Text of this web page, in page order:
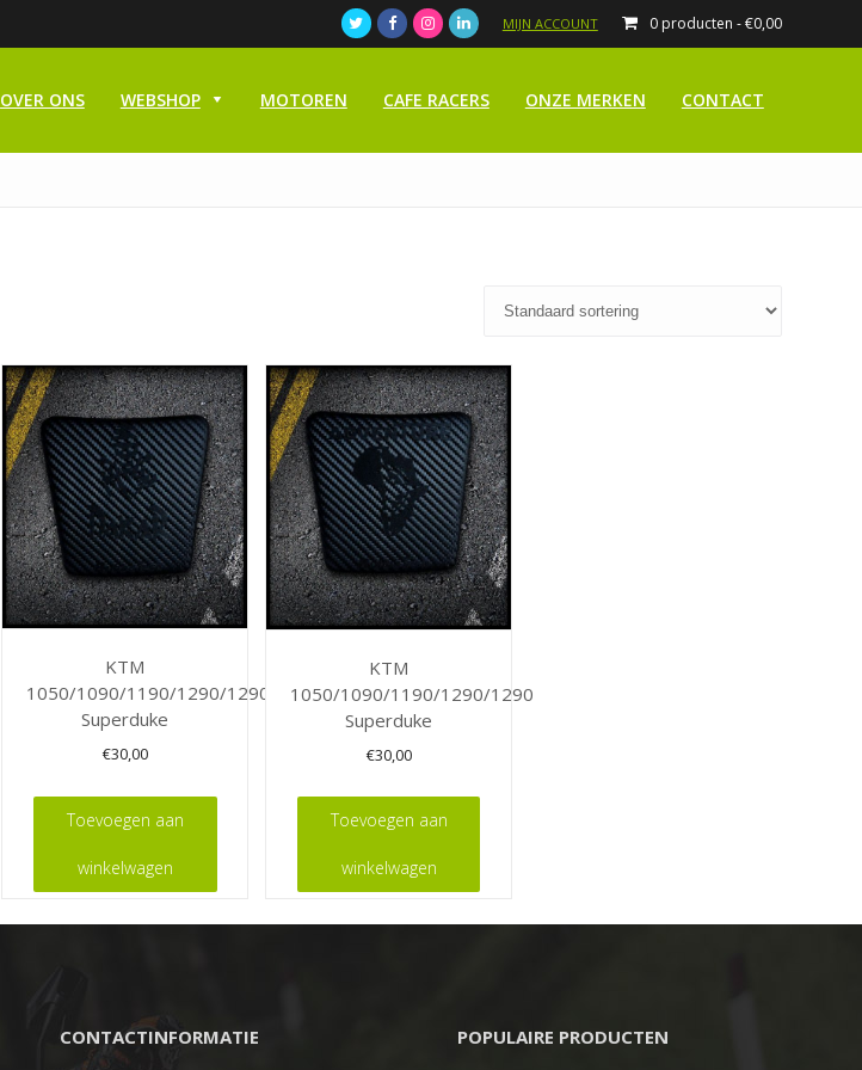
0 producten -€0,00
MIJN ACCOUNT
OVER ONS WEBSHOP MOTOREN CAFE RACERS ONZE MERKEN CONTACT
KTM
1050/1090/1190/1290/1290
Superduke
€30,00
Toevoegen aan
winkelwagen
KTM
1050/1090/1190/1290/1290
Superduke
€30,00
Toevoegen aan
winkelwagen
CONTACTINFORMATIE POPULAIRE PRODUCTEN